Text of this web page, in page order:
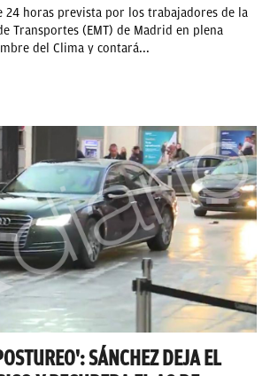
24 horas prevista por los trabajadores de la
Transportes (EMT) de Madrid en plena
del Clima y contará...
SÁNCHEZ DEJA EL